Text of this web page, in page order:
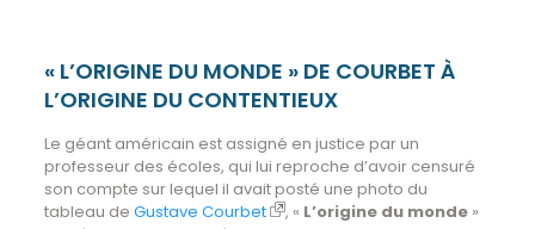
« L’ORIGINE DU MONDE » DE COURBET À
L’ORIGINE DU CONTENTIEUX
Le géant américain est assigné en justice par un
professeur des écoles, qui lui reproche d’avoir censuré
son compte sur lequel il avait posté une photo du
tableau de Gustave Courbet , « L’origine du monde»